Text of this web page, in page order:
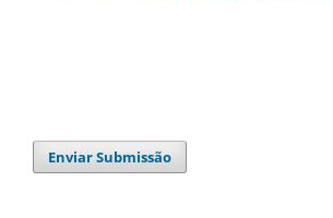
Enviar Submissão